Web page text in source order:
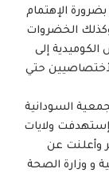
الإهتمام
الخضروات
إلى
حتي
السودانية
إستهدفت ولايات
وأعلنت عن
و وزارة الصحة